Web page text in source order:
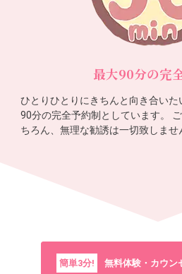
最大90分の完
ひとりひとりにきちんと向き合い
90分の完全予約制としています。
ちろん、無理な勧誘は一切致しませ
簡単3分! 無料体験・カウン